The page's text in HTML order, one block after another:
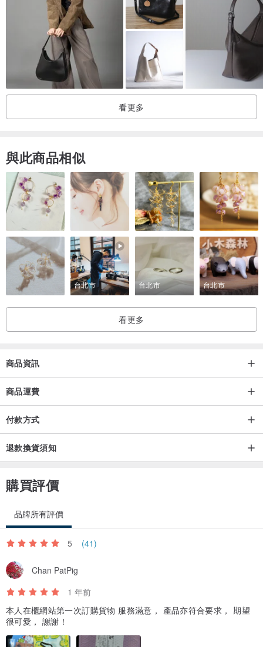
看更多
與此商品相似
台北市 台北市 台北市
看更多
商品資訊
商品運費
付款方式
退款換貨須知
購買評價
品牌所有評價
5 (41)
Chan PatPig
1 年前
本人在櫃網站第一次訂購貨物 服務滿意， 產品亦符合要求， 期望
很可愛， 謝謝！